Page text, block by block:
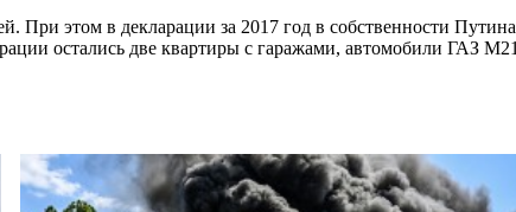
При этом в декларации за 2017 год в собственности
остались две квартиры с гаражами, автомобили ГАЗ